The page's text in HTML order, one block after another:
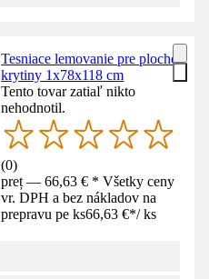
Tesniace lemovanie pre ploché
krytiny 1x78x118 cm
Tento tovar zatiaľ nikto
nehodnotil.
(0)
preț — 66,63 € * Všetky ceny
vr. DPH a bez nákladov na
prepravu pe ks66,63 €*/ ks